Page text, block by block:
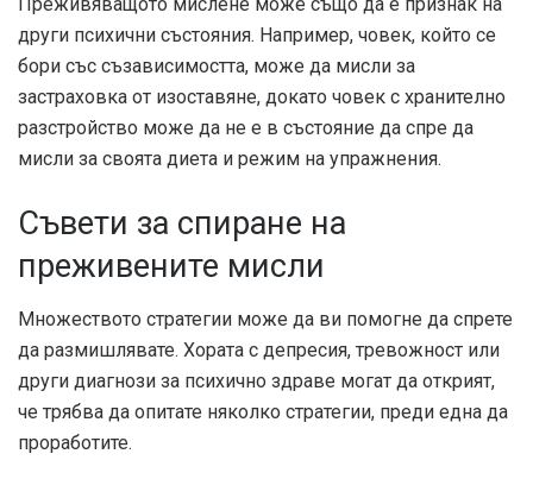
други психични състояния. Например, човек, който се
бори със съзависимостта, може да мисли за
застраховка от изоставяне, докато човек с хранително
разстройство може да не е в състояние да спре да
мисли за своята диета и режим на упражнения.
Съвети за спиране на
преживените мисли
Множеството стратегии може да ви помогне да спрете
да размишлявате. Хората с депресия, тревожност или
други диагнози за психично здраве могат да открият,
че трябва да опитате няколко стратегии, преди една да
проработите.